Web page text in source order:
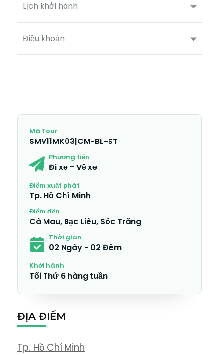
Lịch khởi hành
Điều khoản
Mã Tour
SMV11MK03|CM-BL-ST
Phương tiện
Đi xe - Về xe
Điểm xuất phát
Tp. Hồ Chí Minh
Điểm đến
Cà Mau, Bạc Liêu, Sóc Trăng
Thời gian
02 Ngày - 02 Đêm
Khởi hành
Tối Thứ 6 hàng tuần
ĐỊA ĐIỂM
Tp. Hồ Chí Minh